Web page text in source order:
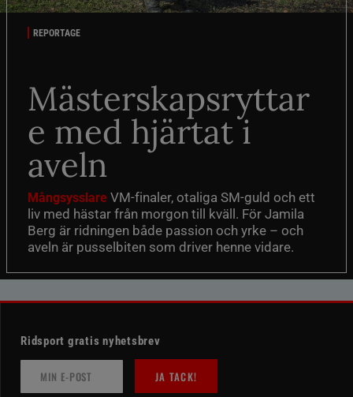
REPORTAGE
Mästerskapsryttar
e med hjärtat i
aveln
Mångsysslare VM-finaler, otaliga SM-guld och ett
liv med hästar från morgon till kväll. För Jamila
Berg är ridningen både passion och yrke – och
aveln är pusselbiten som driver henne vidare.
Ridsport gratis nyhetsbrev
JA TACK!